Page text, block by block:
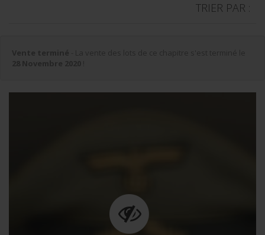
TRIER PAR :